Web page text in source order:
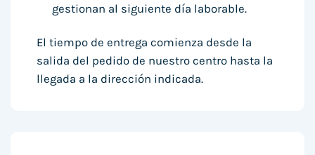
gestionan al siguiente día laborable.
El tiempo de entrega comienza desde la
salida del pedido de nuestro centro hasta la
llegada a la dirección indicada.